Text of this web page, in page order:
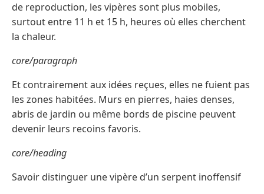
de reproduction, les vipères sont plus mobiles,
surtout entre 11 h et 15 h, heures où elles cherchent
la chaleur.
core/paragraph
Et contrairement aux idées reçues, elles ne fuient pas
les zones habitées. Murs en pierres, haies denses,
abris de jardin ou même bords de piscine peuvent
devenir leurs recoins favoris.
core/heading
Savoir distinguer une vipère d’un serpent inoffensif